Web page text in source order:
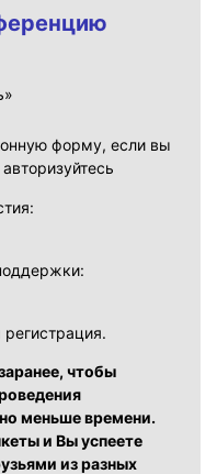
форму, если вы
чтобы
меньше времени.
и Вы успеете
из разных